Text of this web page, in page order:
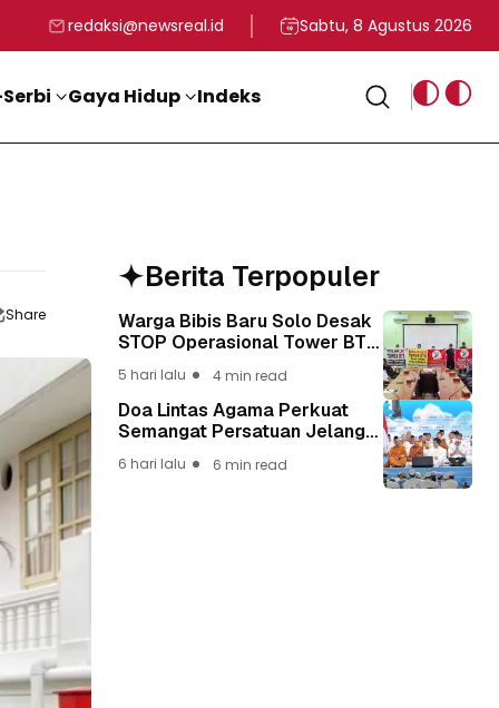
ke-81 Kemerdekaan RI
Kadin Apresiasi Kepemimpinan Presiden Prabowo yang
Staf Khusus Menag RI
redaksi@newsreal.id Sabtu, 8 Agustus 2026
Gaya Hidup Indeks
Share
Berita Terpopuler
Warga Bibis Baru Solo Desak
STOP Operasional Tower BTS,
Keselamatan Warga Lebih
Berharga
5 hari lalu 4 min read
Doa Lintas Agama Perkuat
Semangat Persatuan Jelang
6 hari lalu 6 min read